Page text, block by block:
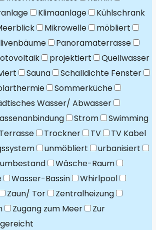
Klimaanlage
Kühlschrank
Mikrowelle
möbliert
Panoramaterrasse
projektiert
Quellwasser
Sauna
Schalldichte Fenster
Sommerküche
Wasser/ Abwasser
Strom
Swimming
Terrasse Trockner TV
TV Kabel
unmöbliert
urbanisiert
Wäsche-Raum
Wasser-Bassin
Whirlpool
Zaun/ Tor
Zentralheizung
Zugang zum Meer
Zur